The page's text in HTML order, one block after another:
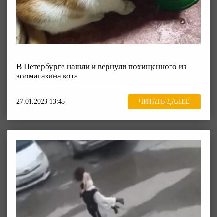
В Петербурге нашли и вернули похищенного из
зоомагазина кота
27.01.2023 13:45 ЧИТАТЬ ДАЛЕЕ